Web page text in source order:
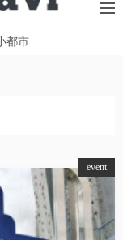
都市
event